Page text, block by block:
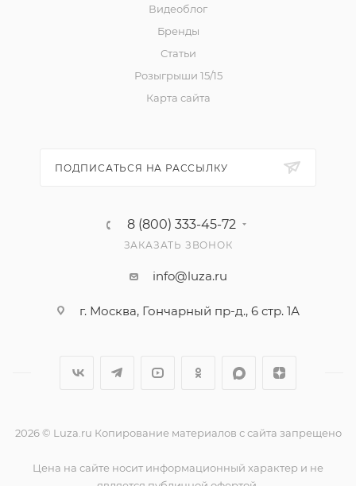
Видеоблог
Бренды
Статьи
Розыгрыши 15/15
Карта сайта
ПОДПИСАТЬСЯ НА РАССЫЛКУ
8 (800) 333-45-72
ЗАКАЗАТЬ ЗВОНОК
info@luza.ru
г. Москва, Гончарный пр-д., 6 стр. 1А
2026 © Luza.ru Копирование материалов с сайта запрещено
Цена на сайте носит информационный характер и не